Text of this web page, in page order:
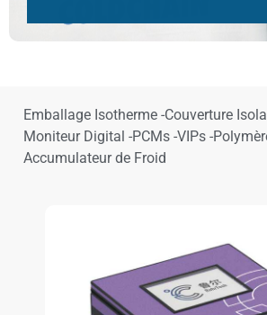
Emballage Isotherme -Couverture
Moniteur Digital -PCMs -VIPs -
Accumulateur de Froid